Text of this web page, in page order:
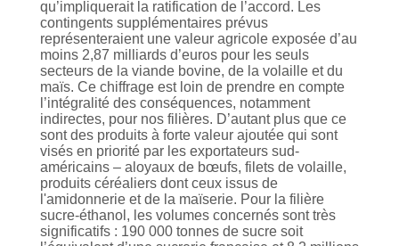
qu’impliquerait la ratification de l’accord. Les
contingents supplémentaires prévus
représenteraient une valeur agricole exposée d’au
moins 2,87 milliards d’euros pour les seuls
secteurs de la viande bovine, de la volaille et du
maïs. Ce chiffrage est loin de prendre en compte
l’intégralité des conséquences, notamment
indirectes, pour nos filières. D’autant plus que ce
sont des produits à forte valeur ajoutée qui sont
visés en priorité par les exportateurs sud-
américains – aloyaux de bœufs, filets de volaille,
produits céréaliers dont ceux issus de
l'amidonnerie et de la maïserie. Pour la filière
sucre-éthanol, les volumes concernés sont très
significatifs : 190 000 tonnes de sucre soit